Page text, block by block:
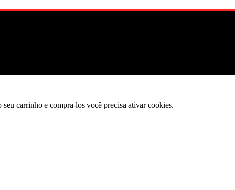
carrinho e compra-los você precisa ativar cookies.